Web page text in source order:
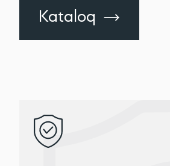
Kataloq